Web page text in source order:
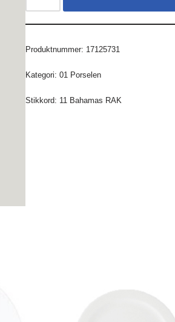
Produktnummer: 17125731
Kategori:01 Porselen
Stikkord: 11 Bahamas RAK